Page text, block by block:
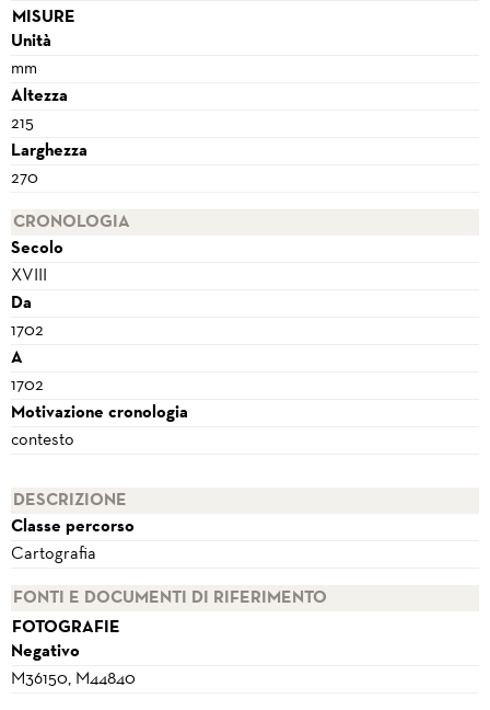
MISURE
Unità
mm
Altezza
215
Larghezza
270
CRONOLOGIA
Secolo
XVIII
Da
1702
A
1702
Motivazione cronologia
contesto
DESCRIZIONE
Classe percorso
Cartografia
FONTI E DOCUMENTI DI RIFERIMENTO
FOTOGRAFIE
Negativo
M36150, M44840